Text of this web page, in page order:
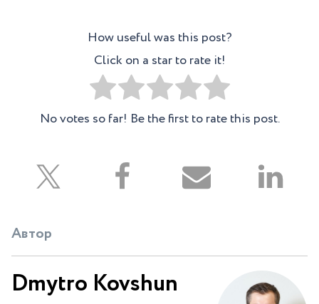
How useful was this post?
Click on a star to rate it!
No votes so far! Be the first to rate this post.
Автор
Dmytro Kovshun